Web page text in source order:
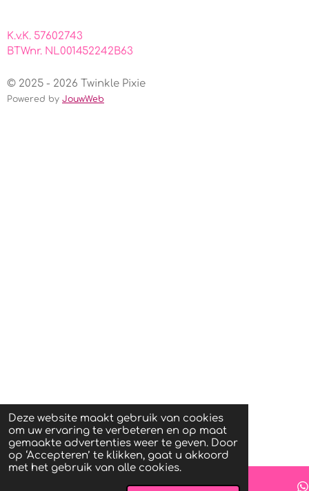
Deze website maakt gebruik van cookies
om uw ervaring te verbeteren en op maat
gemaakte advertenties weer te geven. Door
op ‘Accepteren’ te klikken, gaat u akkoord
met het gebruik van alle cookies.
K.v.K. 57602743
BTWnr. NL001452242B63
© 2025 - 2026 Twinkle Pixie
Powered by JouwWeb